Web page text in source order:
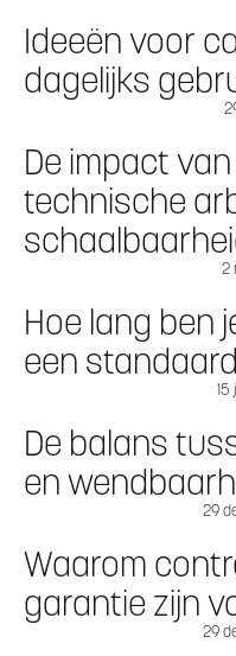
Ideeën voor
dagelijks
De impact
technische
2
Hoe lang ben
een
15
De balans
en
29
Waarom
garantie zijn
29